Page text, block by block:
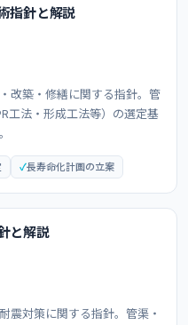
指針と解説
改築・修繕に関する指針。管
工法・形成工法等）の選定基
長寿命化計画の立案
と解説
震対策に関する指針。管渠・